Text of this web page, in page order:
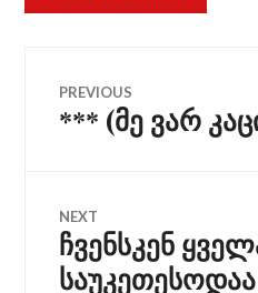
Post
navigation
PREVIOUS
Previous
*** (მე ვარ
NEXT
Next
post:
ჩვენსკენ
საუკეთესოდაა